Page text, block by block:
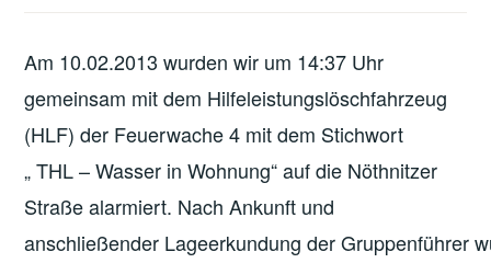
Am 10.02.2013 wurden wir um 14:37 Uhr
gemeinsam mit dem Hilfeleistungslöschfahrzeug
(HLF) der Feuerwache 4 mit dem Stichwort
„ THL – Wasser in Wohnung“ auf die Nöthnitzer
Straße alarmiert. Nach Ankunft und
anschließender Lageerkundung der Gruppenführer